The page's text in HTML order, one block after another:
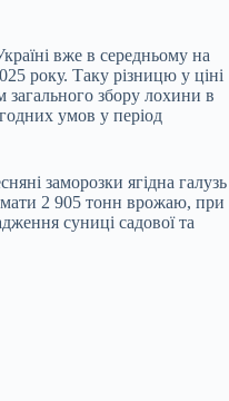
вже в середньому на
року. Таку різницю у ціні
збору лохини в
умов у період
заморозки ягідна галузь
2 905 тонн врожаю, при
суниці садової та